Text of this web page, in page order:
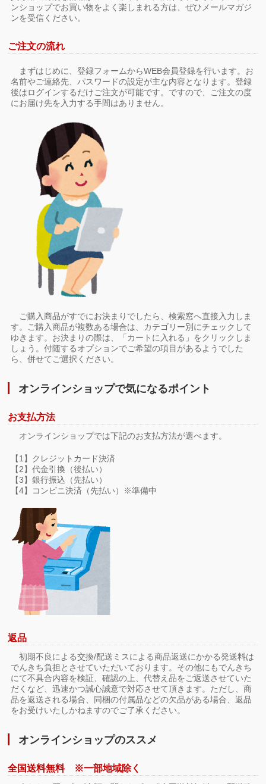
ンショップでお買い物をよく楽しまれる方は、ぜひメールマガジ
ンを受信ください。
ご注文の流れ
まずはじめに、登録フォームからWEB会員登録を行います。お
名前やご連絡先、パスワードの設定が主な内容となります。登録
後はログインするだけご注文が可能です。ですので、ご注文の度
にお届け先を入力する手間はありません。
ご購入商品がすでにお決まりでしたら、検索窓へ直接入力しま
す。ご購入商品が複数ある場合は、カテゴリー別にチェックして
ゆきます。お決まりの際は、「カートに入れる」をクリックしま
しょう。付随するオプションでご希望の項目があるようでした
ら、併せてご選択ください。
オンラインショップで気になるポイント
お支払方法
オンラインショップでは下記のお支払方法が選べます。
【1】クレジットカード決済
【2】代金引換（後払い）
【3】銀行振込（先払い）
【4】コンビニ決済（先払い）※準備中
返品
初期不良による交換/配送ミスによる商品返送にかかる発送料は
でんきち負担とさせていただいております。その他にもでんきち
にて不具合内容を検証、確認の上、代替え品をご返送させていた
だくなど、迅速かつ誠心誠意で対応させて頂きます。ただし、商
品を返送される場合、同梱の付属品などの欠品がある場合、返品
をお受けいたしかねますのでご了承ください。
オンラインショップのススメ
全国送料無料 ※一部地域除く